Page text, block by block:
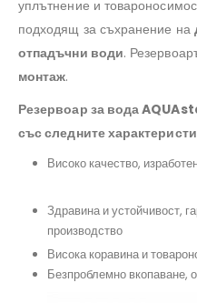
уплътнение и
подходящ за съхранение на
отпадъчни води.
монтаж.
Резервоар за вода
със следните
Високо качество,
Здравина и устойчивост,
производство
Висока коравина и
Безпроблемно вкопаване,